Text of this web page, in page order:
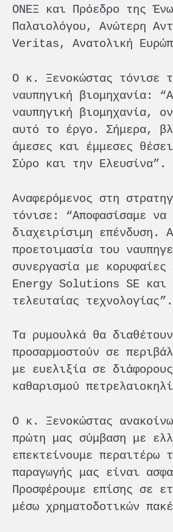
ΟΝΕΞ και Πρόεδρο της
Παλαιολόγου, Ανώτερη
Veritas, Ανατολική
Ο κ. Ξενοκώστας τόνισε
ναυπηγική βιομηχανία:
ναυπηγική βιομηχανία,
αυτό το έργο. Σήμερα,
άμεσες και έμμεσες
Σύρο και την Ελευσίνα”.
Αναφερόμενος στη
τόνισε: “Αποφασίσαμε
διαχειρίσιμη επένδυση.
προετοιμασία του
συνεργασία με
Energy Solutions SE και η
τελευταίας τεχνολογίας”.
Τα ρυμουλκά θα
προσαρμοστούν σε
με ευελιξία σε
καθαρισμού
Ο κ. Ξενοκώστας
πρώτη μας σύμβαση με
επεκτείνουμε
παραγωγής μας είναι
Προσφέρουμε επίσης σε
μέσω χρηματοδοτικών